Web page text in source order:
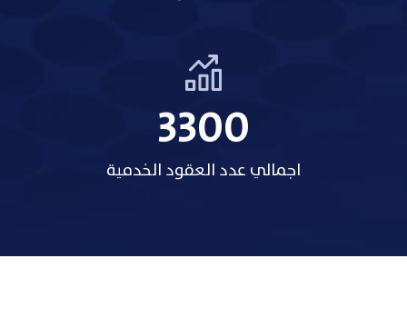
3485
اجمالي عدد العقود الخدمية